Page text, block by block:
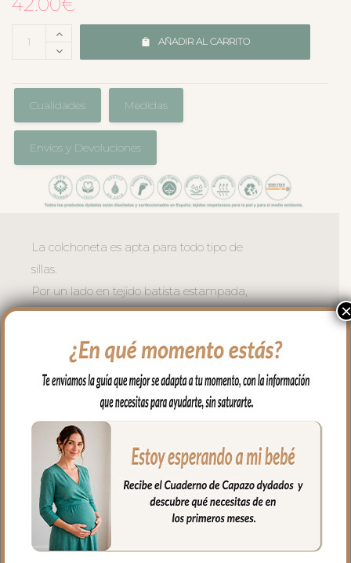
AÑADIR AL CARRITO
Cualidades Medidas
Envíos y Devoluciones
La colchoneta es apta para todo tipo de
sillas.
Por un lado en tejido batista estampada,
por el otro lado en tejido piqué de
una micro fibra hueca para mayor
confort del bebé y muy buena
transpirabilidad.
Para sujetarla a la silla lleva cintas y
gomitas para ajustarla bien.
En la zona de los pies una trasera elástica
para sujetar la funda en la parte de
abajo.
Ojales en el respaldo y en el culete aptos
para la salida de arenes de todo tipo de
×